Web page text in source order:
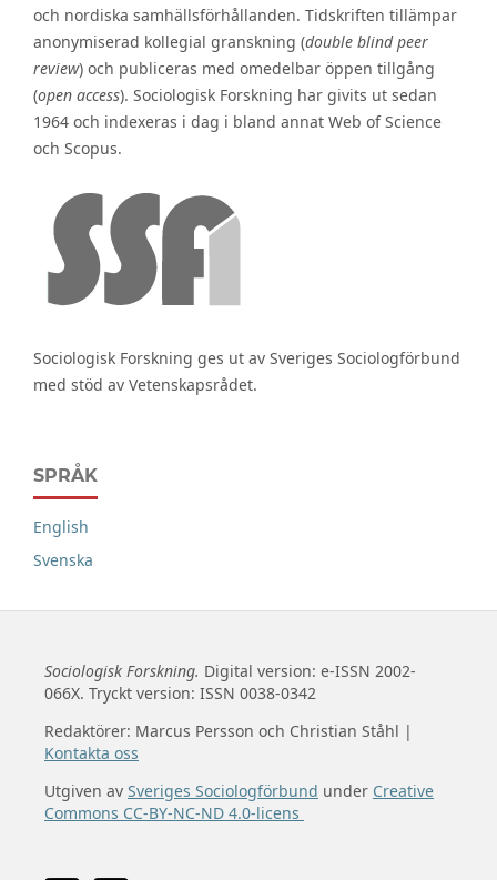
och nordiska samhällsförhållanden. Tidskriften tillämpar
anonymiserad kollegial granskning (double blind peer
review) och publiceras med omedelbar öppen tillgång
(open access). Sociologisk Forskning har givits ut sedan
1964 och indexeras i dag i bland annat Web of Science
och Scopus.
Sociologisk Forskning ges ut av Sveriges Sociologförbund
med stöd av Vetenskapsrådet.
SPRÅK
English
Svenska
Sociologisk Forskning. Digital version: e-ISSN 2002-
066X. Tryckt version: ISSN 0038-0342
Redaktörer: Marcus Persson och Christian Ståhl |
Kontakta oss
Utgiven av Sveriges Sociologförbund under Creative
Commons CC-BY-NC-ND 4.0-licens